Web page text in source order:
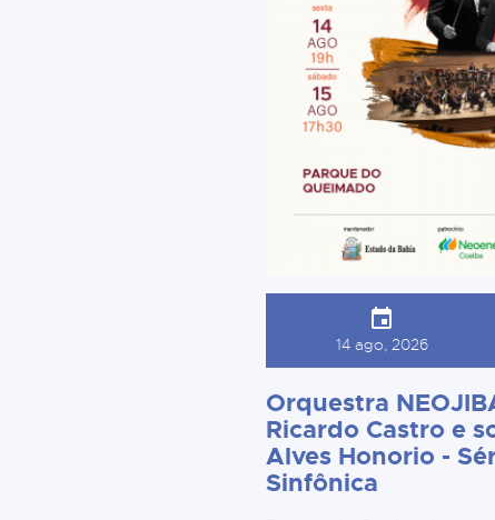
14 ago, 2026
Orquestra
Ricardo Castro e
Alves Honorio -
Sinfônica